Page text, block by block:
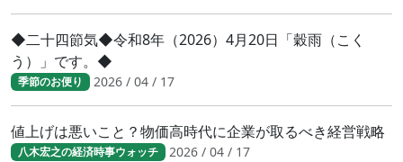
◆二十四節気◆令和8年（2026）4月20日「穀雨（こく
う）」です。◆
季節のお便り 2026 / 04 / 17
値上げは悪いこと？物価高時代に企業が取るべき経営戦略
八木宏之の経済時事ウォッチ 2026 / 04 / 17